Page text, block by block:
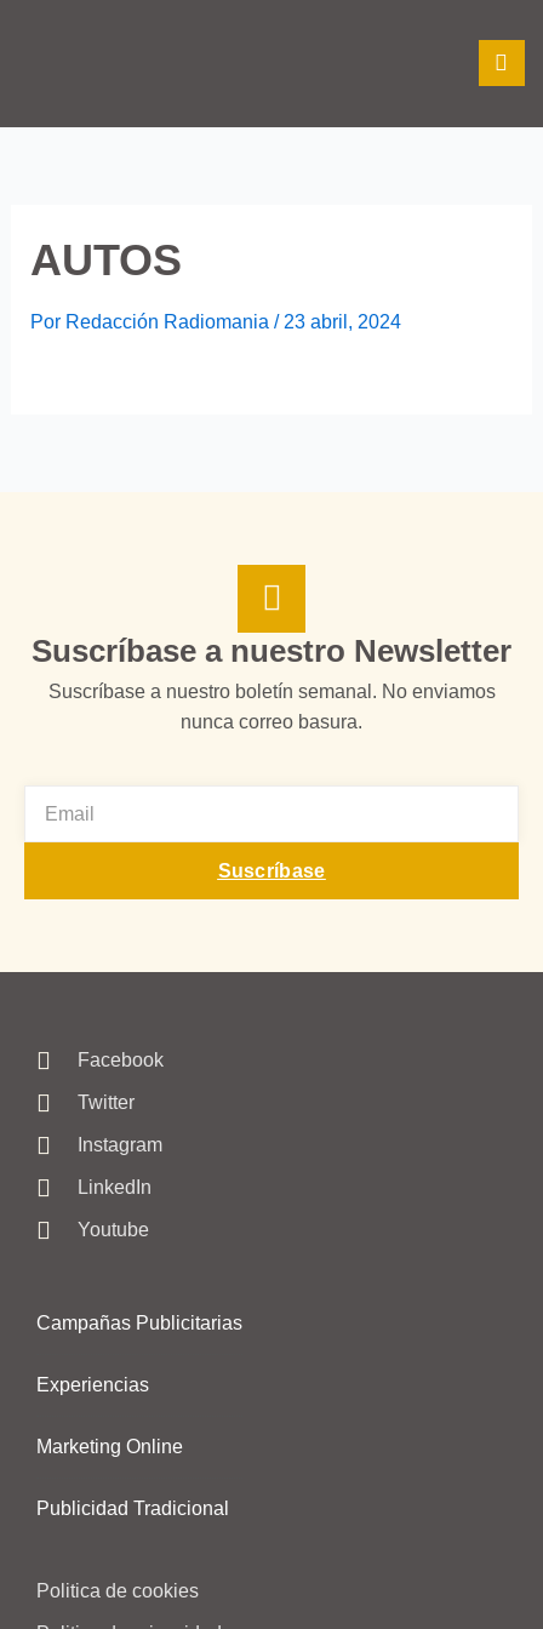
AUTOS
Por Redacción Radiomania / 23 abril, 2024
Suscríbase a nuestro Newsletter
Suscríbase a nuestro boletín semanal. No enviamos
nunca correo basura.
Suscríbase
Facebook
Twitter
Instagram
LinkedIn
Youtube
Campañas Publicitarias
Experiencias
Marketing Online
Publicidad Tradicional
Politica de cookies